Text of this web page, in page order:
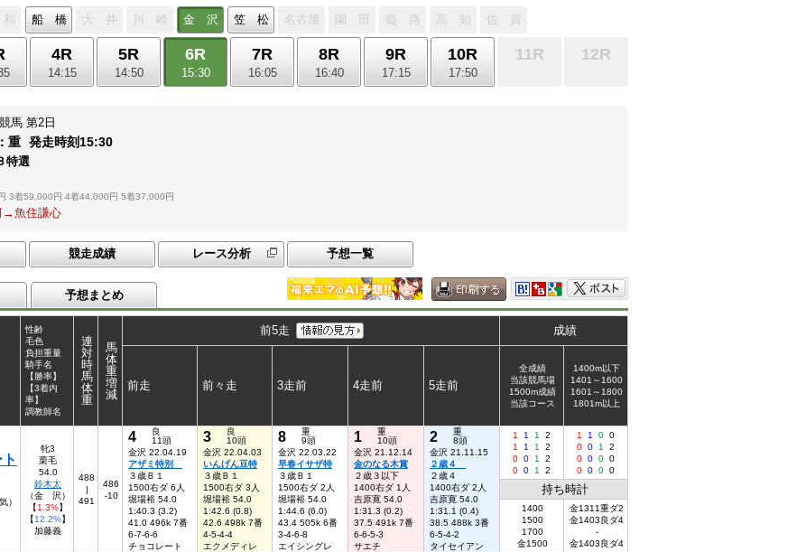
船 橋 大 井 川 崎 金 沢 笠 松 名古屋 園 田 姫 路 高 知
佐 賀
4R
14:15
5R
14:50
6R
15:30
7R
16:05
8R
16:40
9R
17:15
10R
17:50
11R 12R
馬 第2日
重 発走時刻15:30
特選
3着59,000円 4着44,000円 5着37,000円
→魚住謙心
競走成績 レース分析 予想一覧
予想まとめ
性齢
毛色
負担重量
騎手名
【勝率】
【3着内
率】
調教師名
連
対
時
馬
体
重
馬
体
重
増
減
前5走 成績
前走 前々走 3走前 4走前 5走前
全成績
当該競馬場
1500m成績
当該コース
1400m以下
1401～1600
1601～1800
1801m以上
）
牝3
栗毛
54.0
鈴木太
（金 沢）
【1.3%】
【12.2%】
加藤義
488
|
491
486
-10
4
良
11頭
金沢 22.04.19
アザミ特別
３歳Ｂ１
1500右ダ 6人
堀場裕 54.0
1:40.3 (3.2)
41.0 496k 7番
6-7-6-6
チョコレート
3
良
10頭
金沢 22.04.03
いんげん豆特
３歳Ｂ１
1500右ダ 3人
堀場裕 54.0
1:42.6 (0.8)
42.6 498k 7番
4-5-4-4
エクメディレ
8
重
9頭
金沢 22.03.22
早春イサザ特
３歳Ｂ１
1500右ダ 2人
堀場裕 54.0
1:44.6 (6.0)
43.4 505k 6番
3-4-6-8
エイシングレ
1
重
10頭
金沢 21.12.14
金のなる木賞
２歳３以下
1400右ダ 1人
吉原寛 54.0
1:31.3 (0.2)
37.5 491k 7番
6-6-5-3
サエチ
2
重
8頭
金沢 21.11.15
２歳４
２歳４
1400右ダ 2人
吉原寛 54.0
1:31.1 (0.4)
38.5 488k 3番
6-5-4-2
タイセイアン
1 1 1
2
1
1 1
2
0 0 1
2
0 0 1 2
1 1 0 0
0 0 1
2
0 0 0 0
0 0 0 0
持ち時計
1400
1500
1700
金1500
金1311重ダ2
金1403良ダ4
-
金1403良ダ4